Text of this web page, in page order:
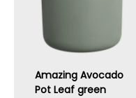
Amazing Avocado
Pot Leaf green